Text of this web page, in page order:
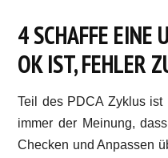
4 SCHAFFE EINE
OK IST, FEHLER
Teil des PDCA Zyklus
immer der Meinung,
Checken und Anpassen